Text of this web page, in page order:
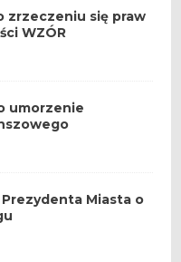
zrzeczeniu się praw
WZÓR
umorzenie
Miasta o